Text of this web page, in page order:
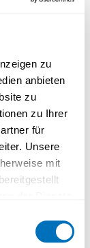
zu
anbieten
zu
zu Ihrer
für
Unsere
mit
vous
oralités,